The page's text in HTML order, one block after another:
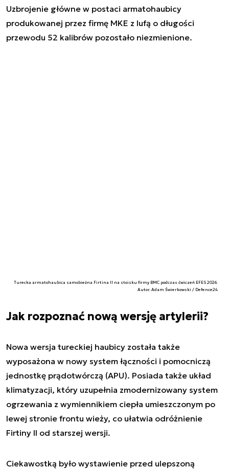
Uzbrojenie główne w postaci armatohaubicy
produkowanej przez firmę MKE z lufą o długości
przewodu 52 kalibrów pozostało niezmienione.
Turecka armatohaubica samobieżna Firtina II na stoisku firmy BMC podczas ćwiczeń EFES 2026.
Autor. Adam Świerkowski / Defence24
Jak rozpoznać nową wersję artylerii?
Nowa wersja tureckiej haubicy została także
wyposażona w nowy system łączności i pomocniczą
jednostkę prądotwórczą (APU). Posiada także układ
klimatyzacji, który uzupełnia zmodernizowany system
ogrzewania z wymiennikiem ciepła umieszczonym po
lewej stronie frontu wieży, co ułatwia odróżnienie
Firtiny II od starszej wersji.
Ciekawostką było wystawienie przed ulepszoną